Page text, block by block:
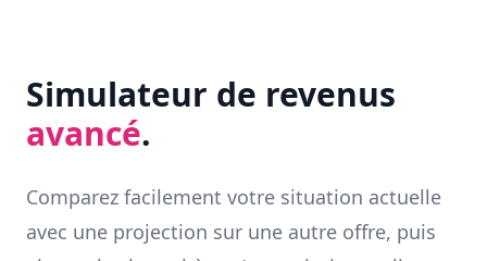
Simulateur de revenus
avancé.
Comparez facilement votre situation actuelle
avec une projection sur une autre offre, puis